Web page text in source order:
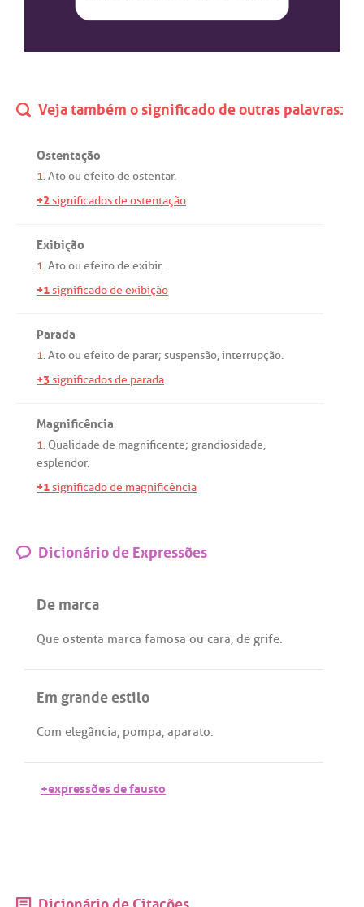
Veja também o significado de outras palavras:
Ostentação
1.Atoou efeitode ostentar.
+2significados de ostentação
Exibição
1.Atoou efeitode exibir.
+1significado de exibição
Parada
1.Atoou efeitode parar; suspensão,interrupção.
+3significados de parada
Magnificência
1. Qualidade de magnificente; grandiosidade,
esplendor.
+1significado de magnificência
Dicionário de Expressões
De marca
Que ostenta marca famosa ou cara, de grife.
Em grande estilo
Com elegância, pompa, aparato.
+expressões de fausto
Dicionário de Citações